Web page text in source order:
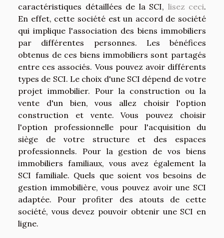
caractéristiques détaillées de la SCI, lisez ceci.
En effet, cette société est un accord de société
qui implique l'association des biens immobiliers
par différentes personnes. Les bénéfices
obtenus de ces biens immobiliers sont partagés
entre ces associés. Vous pouvez avoir différents
types de SCI. Le choix d'une SCI dépend de votre
projet immobilier. Pour la construction ou la
vente d'un bien, vous allez choisir l'option
construction et vente. Vous pouvez choisir
l'option professionnelle pour l'acquisition du
siège de votre structure et des espaces
professionnels. Pour la gestion de vos biens
immobiliers familiaux, vous avez également la
SCI familiale. Quels que soient vos besoins de
gestion immobilière, vous pouvez avoir une SCI
adaptée. Pour profiter des atouts de cette
société, vous devez pouvoir obtenir une SCI en
ligne.